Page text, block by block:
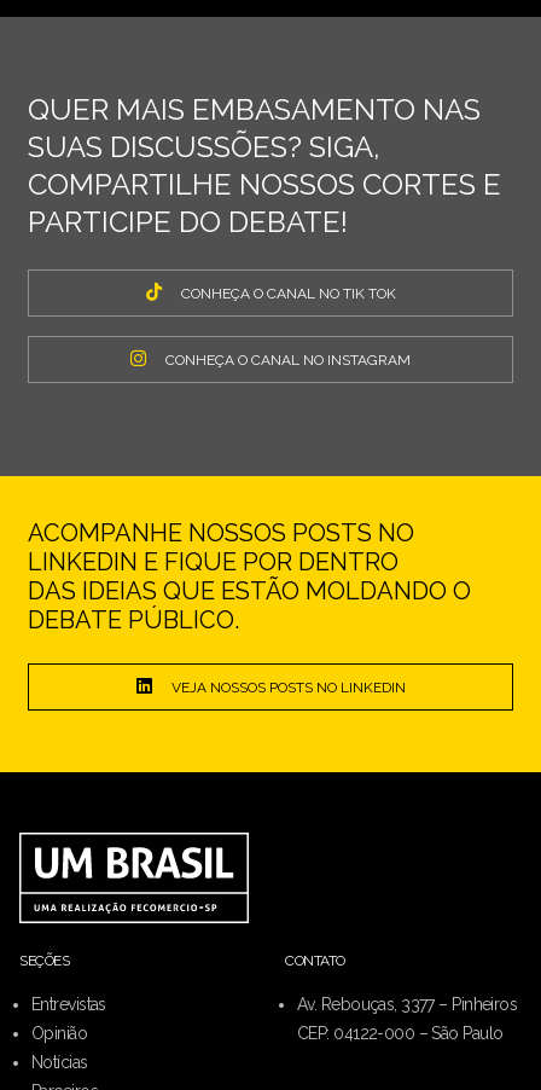
QUER MAIS EMBASAMENTO NAS
SUAS DISCUSSÕES? SIGA,
COMPARTILHE NOSSOS CORTES E
PARTICIPE DO DEBATE!
CONHEÇA O CANAL NO TIK TOK
CONHEÇA O CANAL NO INSTAGRAM
ACOMPANHE NOSSOS POSTS NO
LINKEDIN E FIQUE POR DENTRO
DAS IDEIAS QUE ESTÃO MOLDANDO O
DEBATE PÚBLICO.
VEJA NOSSOS POSTS NO LINKEDIN
SEÇÕES
Entrevistas
Opinião
Notícias
CONTATO
Av. Rebouças, 3377 – Pinheiros
CEP: 04122-000 – São Paulo